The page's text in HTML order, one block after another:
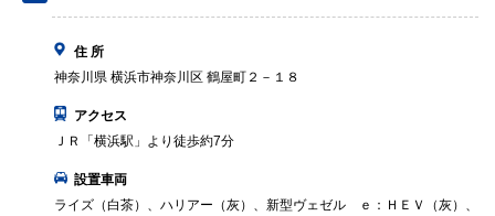
住 所
神奈川県 横浜市神奈川区 鶴屋町２－１８
アクセス
ＪＲ「横浜駅」より徒歩約7分
設置車両
ライズ（白茶）、ハリアー（灰）、新型ヴェゼル ｅ：ＨＥＶ（灰）、